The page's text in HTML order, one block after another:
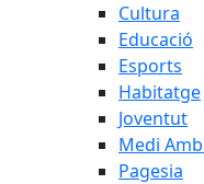
Cultura
Educació
Esports
Habitatge
Joventut
Medi
Pagesia